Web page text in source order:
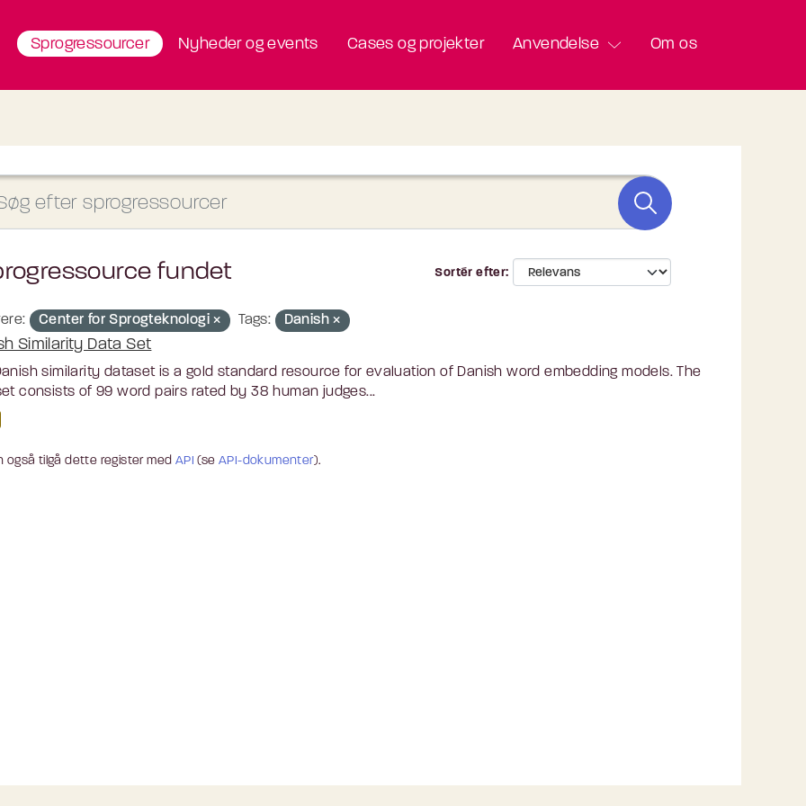
Sprogressourcer Nyheder og events Cases og projekter Anvendelse Om os
Sortér efter
fundet
Center for Sprogteknologi Tags: Danish
Similarity Data Set
similarity dataset is a gold standard resource for evaluation of Danish word embedding models. The
consists of 99 word pairs rated by 38 human judges...
også tilgå dette register med API (seAPI-dokumenter).